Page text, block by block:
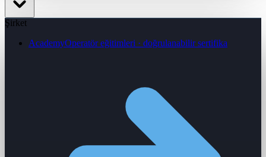
Şirket
AcademyOperatör eğitimleri · doğrulanabilir sertifika